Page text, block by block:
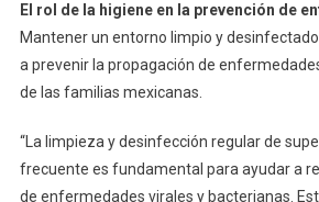
El rol de la higiene en la prevención de
Mantener un entorno limpio y
a prevenir la propagación de
de las familias mexicanas.
“La limpieza y desinfección regular de
frecuente es fundamental para ayudar a
de enfermedades virales y bacterianas.